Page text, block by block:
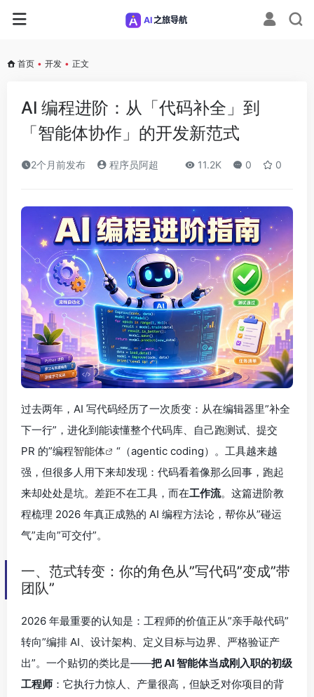
首页 • 开发 • 正文
AI 编程进阶：从「代码补全」到
「智能体协作」的开发新范式
2个月前发布 程序员阿超 11.2K 0 0
过去两年，AI 写代码经历了一次质变：从在编辑器里”补全
下一行”，进化到能读懂整个代码库、自己跑测试、提交
PR 的”编程智能体
“（agentic coding）。工具越来越
强，但很多人用下来却发现：代码看着像那么回事，跑起
来却处处是坑。差距不在工具，而在工作流。这篇进阶教
程梳理 2026 年真正成熟的 AI 编程方法论，帮你从”碰运
气”走向”可交付”。
一、范式转变：你的角色从”写代码”变成”带
团队”
2026 年最重要的认知是：工程师的价值正从”亲手敲代码”
转向”编排 AI、设计架构、定义目标与边界、严格验证产
出”。一个贴切的类比是——把 AI 智能体当成刚入职的初级
工程师 ：它执行力惊人、产量很高，但缺乏对你项目的背